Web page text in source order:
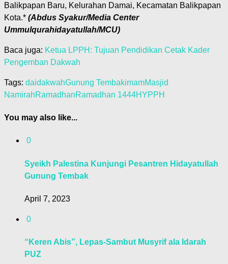
Balikpapan Baru, Kelurahan Damai, Kecamatan Balikpapan
Kota.* (Abdus Syakur/Media Center
Ummulqurahidayatullah/MCU)
Baca juga: Ketua LPPH: Tujuan Pendidikan Cetak Kader
Pengemban Dakwah
Tags: daidakwahGunung TembakimamMasjid
NamirahRamadhanRamadhan 1444HYPPH
You may also like...
0
Syeikh Palestina Kunjungi Pesantren Hidayatullah
Gunung Tembak
April 7, 2023
0
“Keren Abis”, Lepas-Sambut Musyrif ala Idarah
PUZ